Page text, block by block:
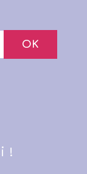
OK
!